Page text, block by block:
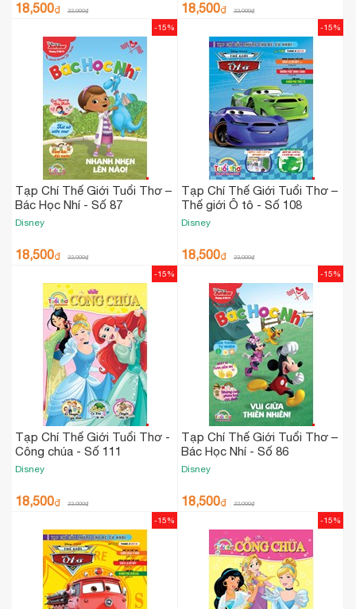
18,500₫ 22,000₫ 18,500₫ 22,000₫
Tạp Chí Thế Giới Tuổi Thơ –
Bác Học Nhí - Số 87
Disney
18,500₫ 22,000₫
-15%
Tạp Chí Thế Giới Tuổi Thơ –
Thế giới Ô tô - Số 108
Disney
18,500₫ 22,000₫
-15%
Tạp Chí Thế Giới Tuổi Thơ -
Công chúa - Số 111
Disney
18,500₫ 22,000₫
-15%
Tạp Chí Thế Giới Tuổi Thơ –
Bác Học Nhí - Số 86
Disney
18,500₫ 22,000₫
-15%
-15% -15%